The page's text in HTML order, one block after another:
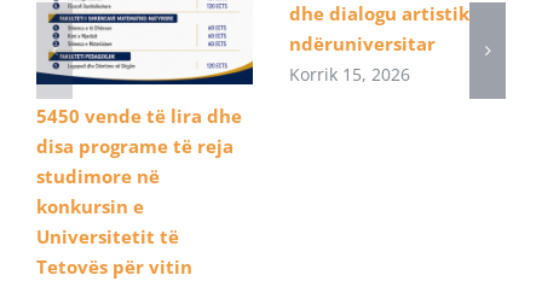
5450 vende të lira dhe
disa programe të reja
studimore në
konkursin e
Universitetit të
Tetovës për vitin
dhe dialogu artistik
ndëruniversitar
Korrik 15, 2026